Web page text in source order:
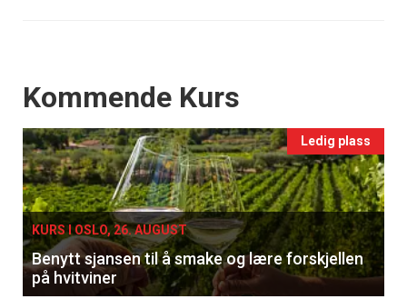
Events
Kommende Kurs
Ledig plass
KURS I OSLO, 26. AUGUST
Benytt sjansen til å smake og lære forskjellen
på hvitviner